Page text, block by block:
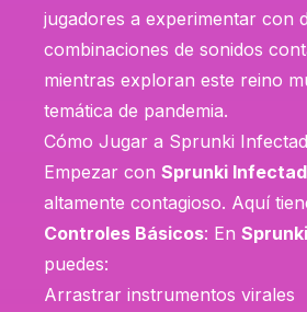
jugadores a experimentar con
combinaciones de sonidos
mientras exploran este reino
temática de pandemia.
Cómo Jugar a Sprunki
Empezar con Sprunki
altamente contagioso. Aquí
Controles Básicos: En
puedes:
Arrastrar instrumentos virales